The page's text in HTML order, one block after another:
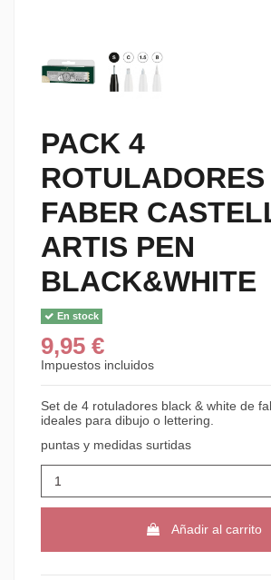
PACK 4
ROTULADORES
FABER
ARTIS PEN
BLACK&WHITE
En stock
9,95 €
Impuestos incluidos
Set de 4 rotuladores black & white de
ideales para dibujo o lettering.
puntas y medidas surtidas
Añadir al carrito